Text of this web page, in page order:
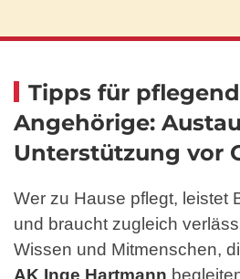
Tipps für
Angehörige:
Unterstützung vor
Wer zu Hause pflegt, leistet
und braucht zugleich
Wissen und Mitmenschen,
AK Inge Hartmann